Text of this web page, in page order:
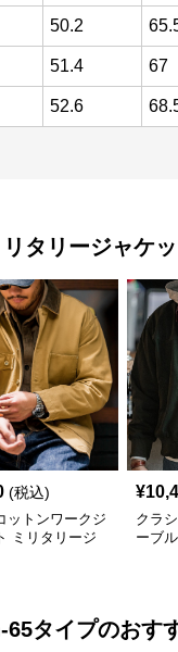
50.2
51.4 67
52.6
リタリージャケ
(税込)
ットンワークジ
ミリタリージ
¥
クラ
ーブ
65タイプのおす